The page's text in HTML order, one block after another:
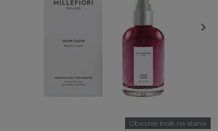

Obecnie brak na stanie